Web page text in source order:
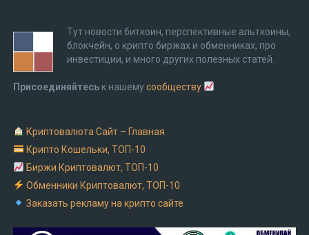
Тут новости биткоин, перспективные альткоины,
блокчейн, о крипто биржах и обменниках, про
инвестиции, и много других полезных статей.
Присоединяйтесь к нашемусообществу
Криптовалюта Cайт – Главная
Крипто Кошельки, ТОП-10
Биржи Криптовалют, ТОП-10
Обменники Криптовалют, ТОП-10
Заказать рекламу на крипто сайте